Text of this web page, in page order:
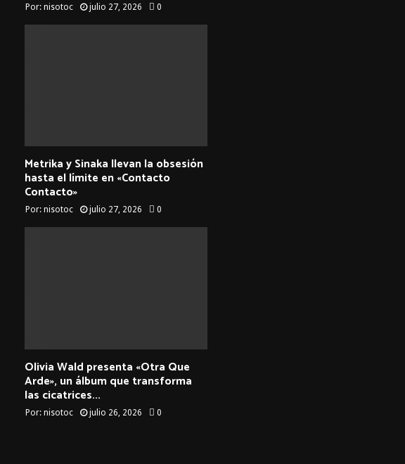
Por: nisotoc julio 27, 2026 0
Metrika y Sinaka llevan la obsesión
hasta el límite en «Contacto
Contacto»
Por: nisotoc julio 27, 2026 0
Olivia Wald presenta «Otra Que
Arde», un álbum que transforma
las cicatrices...
Por: nisotoc julio 26, 2026 0